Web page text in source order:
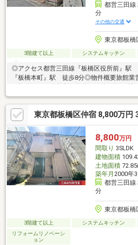
都営三田線
分
その他の交通
東京都板橋
3階建て以上 システムキッチン
◎アクセス都営三田線『板橋区役所前』駅
『板橋本町』駅 徒歩8分◎物件概要旅館業
ット約1.7帖トイレ2か所◎周辺環境ライフ
3分オーケー板橋本町店→約570m 徒歩8分
約300m 徒歩4分セブンイレブン板橋仲宿
ローソンストア100板橋本町店→約350m
イン仲宿二番店→約210m 徒歩3分
東京都板橋区仲宿 8,800万円
8,800万円
間取り 3SLDK
建物面積
土地面積
築年月 2000年
都営三田線
分
東京都板橋
3階建て以上 システムキッチン
リフォームリノベーシ
ョン